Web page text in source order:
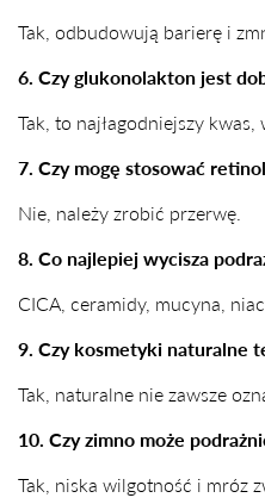
Tak, odbudowują barierę i
6. Czy glukonolakton jest
Tak, to najłagodniejszy kwas,
7. Czy mogę stosować
Nie, należy zrobić przerwę.
8. Co najlepiej wycisza
CICA, ceramidy, mucyna,
9. Czy kosmetyki naturalne
Tak, naturalne nie zawsze
10. Czy zimno może
Tak, niska wilgotność i mróz